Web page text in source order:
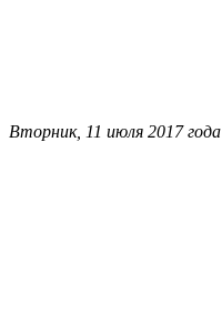
Вторник, 11 июля 2017 года